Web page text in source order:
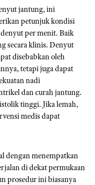
jantung, ini
petunjuk kondisi
per menit. Baik
secara klinis. Denyut
disebabkan oleh
tetapi juga dapat
nadi
dan curah jantung.
tinggi. Jika lemah,
medis dapat
dengan menempatkan
di dekat permukaan
prosedur ini biasanya